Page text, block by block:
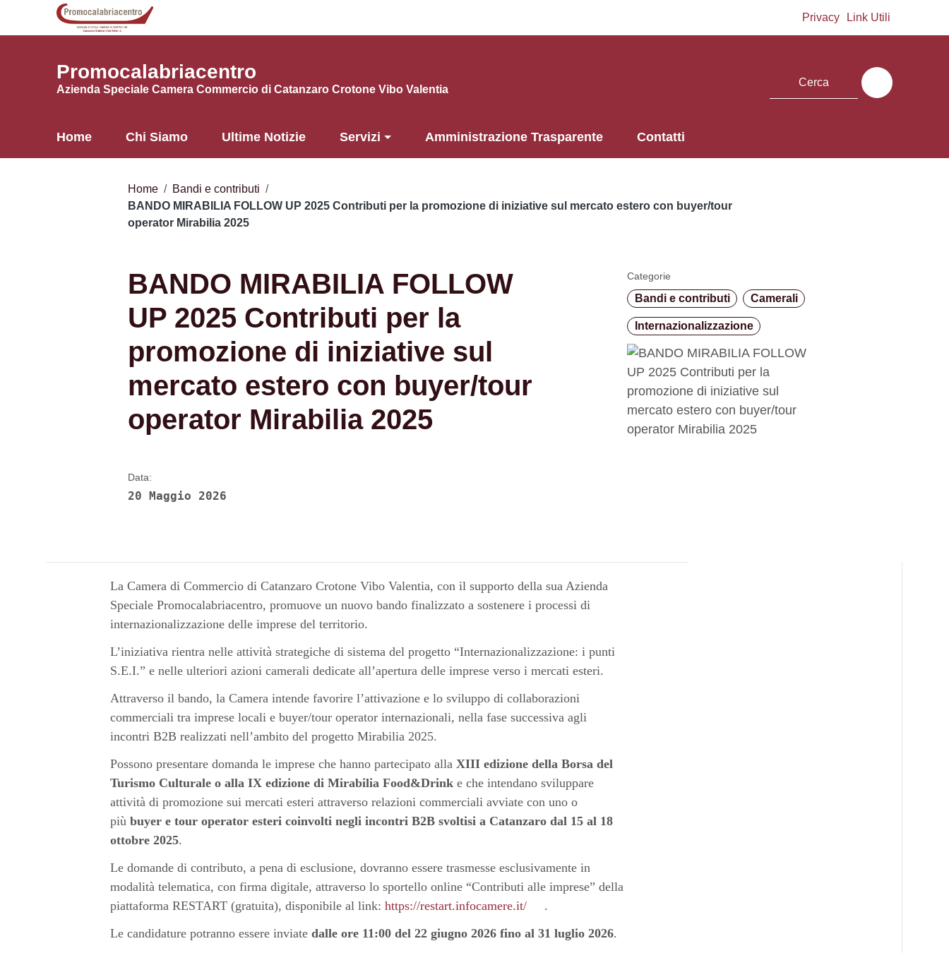
Vai ai contenuti
Vai al menu di navigazione
Privacy Link Utili
Promocalabriacentro
Azienda Speciale Camera Commercio di Catanzaro Crotone Vibo Valentia
Home Chi Siamo Ultime Notizie Servizi Amministrazione Trasparente Contatti
Home / Bandi e contributi /
BANDO MIRABILIA FOLLOW UP 2025 Contributi per la promozione di iniziative sul mercato estero con buyer/tour
operator Mirabilia 2025
BANDO MIRABILIA FOLLOW
UP 2025 Contributi per la
promozione di iniziative sul
mercato estero con buyer/tour
operator Mirabilia 2025
Categorie
Bandi e contributi Camerali
Internazionalizzazione
Data:
20 Maggio 2026
La Camera di Commercio di Catanzaro Crotone Vibo Valentia, con il supporto della sua Azienda
Speciale Promocalabriacentro, promuove un nuovo bando finalizzato a sostenere i processi di
internazionalizzazione delle imprese del territorio.
L’iniziativa rientra nelle attività strategiche di sistema del progetto “Internazionalizzazione: i punti
S.E.I.” e nelle ulteriori azioni camerali dedicate all’apertura delle imprese verso i mercati esteri.
Attraverso il bando, la Camera intende favorire l’attivazione e lo sviluppo di collaborazioni
commerciali tra imprese locali e buyer/tour operator internazionali, nella fase successiva agli
incontri B2B realizzati nell’ambito del progetto Mirabilia 2025.
Possono presentare domanda le imprese che hanno partecipato alla XIII edizione della Borsa del
Turismo Culturale o alla IX edizione di Mirabilia Food&Drinke che intendano sviluppare
attività di promozione sui mercati esteri attraverso relazioni commerciali avviate con uno o
più buyer e tour operator esteri coinvolti negli incontri B2B svoltisi a Catanzaro dal 15 al 18
ottobre 2025.
Le domande di contributo, a pena di esclusione, dovranno essere trasmesse esclusivamente in
modalità telematica, con firma digitale, attraverso lo sportello online “Contributi alle imprese” della
piattaforma RESTART (gratuita), disponibile al link: https://restart.infocamere.it/
.
Le candidature potranno essere inviate dalle ore 11:00 del 22 giugno 2026 fino al 31 luglio 2026.